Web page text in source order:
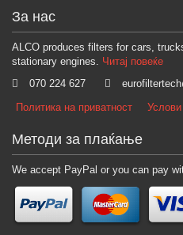
За нас
ALCO produces filters for cars,
stationary engines. Читај повеќе
070 224 627
Политика на приватност
Методи за плаќање
We accept PayPal or you can pay